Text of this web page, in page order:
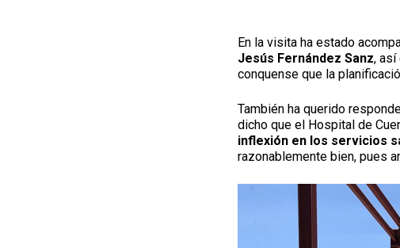
En la visita ha estado
Jesús Fernández Sanz, así
conquense que la
También ha querido
dicho que el Hospital de
inflexión en los servicios
razonablemente bien, pues